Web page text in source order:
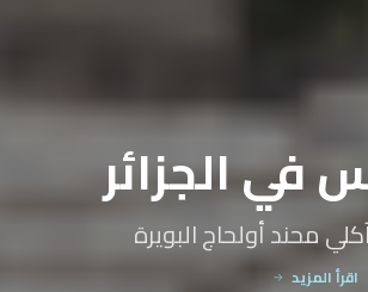
الجامعة
بمرافقة الطلبة حملة المشاريع
إكتشف الحاضنة